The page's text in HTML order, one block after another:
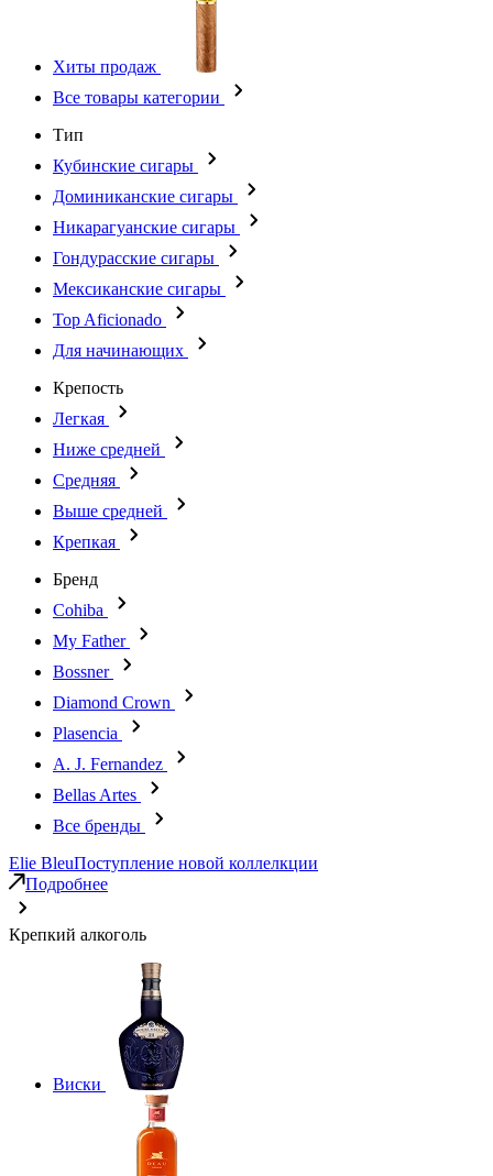
Хиты продаж
Все товары категории
Тип
Кубинские сигары
Доминиканские сигары
Никарагуанские сигары
Гондурасские сигары
Мексиканские сигары
Top Aficionado
Для начинающих
Крепость
Легкая
Ниже средней
Средняя
Выше средней
Крепкая
Бренд
Cohiba
My Father
Bossner
Diamond Crown
Plasencia
A. J. Fernandez
Bellas Artes
Все бренды
Elie BleuПоступление новой коллелкции
Подробнее
Крепкий алкоголь
Виски